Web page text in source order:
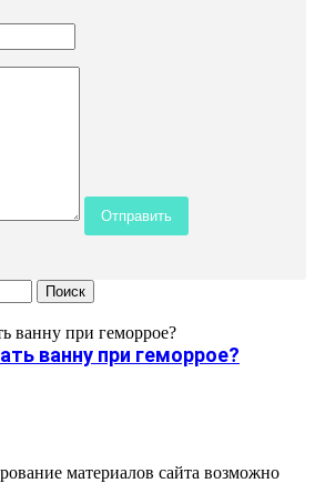
ванну при геморрое?
материалов сайта возможно